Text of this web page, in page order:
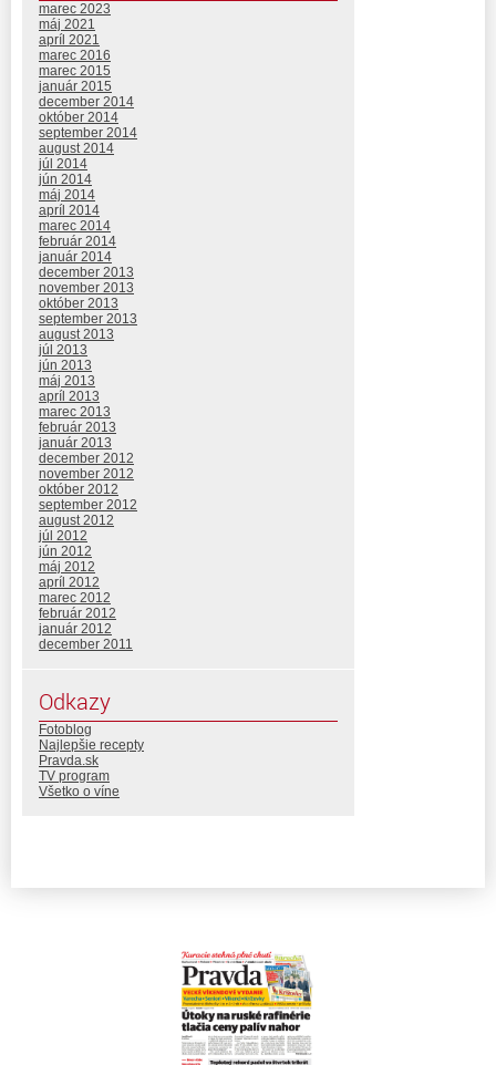
marec 2023
máj 2021
apríl 2021
marec 2016
marec 2015
január 2015
december 2014
október 2014
september 2014
august 2014
júl 2014
jún 2014
máj 2014
apríl 2014
marec 2014
február 2014
január 2014
december 2013
november 2013
október 2013
september 2013
august 2013
júl 2013
jún 2013
máj 2013
apríl 2013
marec 2013
február 2013
január 2013
december 2012
november 2012
október 2012
september 2012
august 2012
júl 2012
jún 2012
máj 2012
apríl 2012
marec 2012
február 2012
január 2012
december 2011
Odkazy
Fotoblog
Najlepšie recepty
Pravda.sk
TV program
Všetko o víne